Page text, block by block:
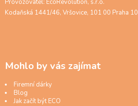
Provozovatel: EcoRevolution, s.r.o.
Kodaňská 1441/46, Vršovice, 101 00 Praha 10
Mohlo by vás zajímat
Firemní dárky
Blog
Jak začít být ECO